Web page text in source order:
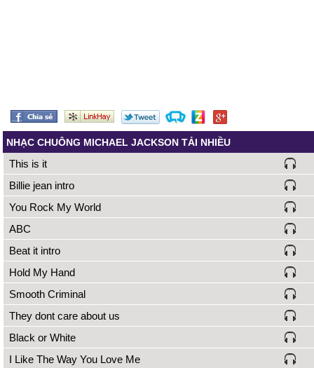
NHẠC CHUÔNG MICHAEL JACKSON TẢI NHIỀU
This is it
Billie jean intro
You Rock My World
ABC
Beat it intro
Hold My Hand
Smooth Criminal
They dont care about us
Black or White
I Like The Way You Love Me